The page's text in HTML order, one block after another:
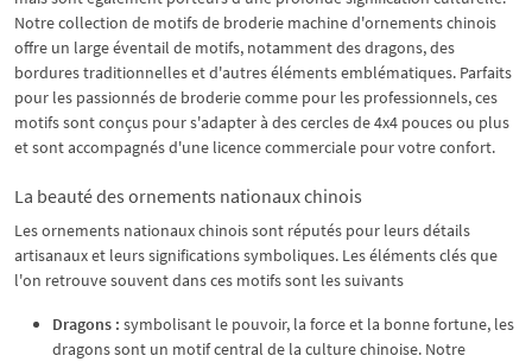
Notre collection de motifs de broderie machine d'ornements chinois
offre un large éventail de motifs, notamment des dragons, des
bordures traditionnelles et d'autres éléments emblématiques. Parfaits
pour les passionnés de broderie comme pour les professionnels, ces
motifs sont conçus pour s'adapter à des cercles de 4x4 pouces ou plus
et sont accompagnés d'une licence commerciale pour votre confort.
La beauté des ornements nationaux chinois
Les ornements nationaux chinois sont réputés pour leurs détails
artisanaux et leurs significations symboliques. Les éléments clés que
l'on retrouve souvent dans ces motifs sont les suivants
Dragons : symbolisant le pouvoir, la force et la bonne fortune, les
dragons sont un motif central de la culture chinoise. Notre